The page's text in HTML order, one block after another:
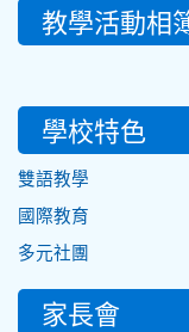
教學活動相
學校特色
雙語教學
國際教育
多元社團
家長會